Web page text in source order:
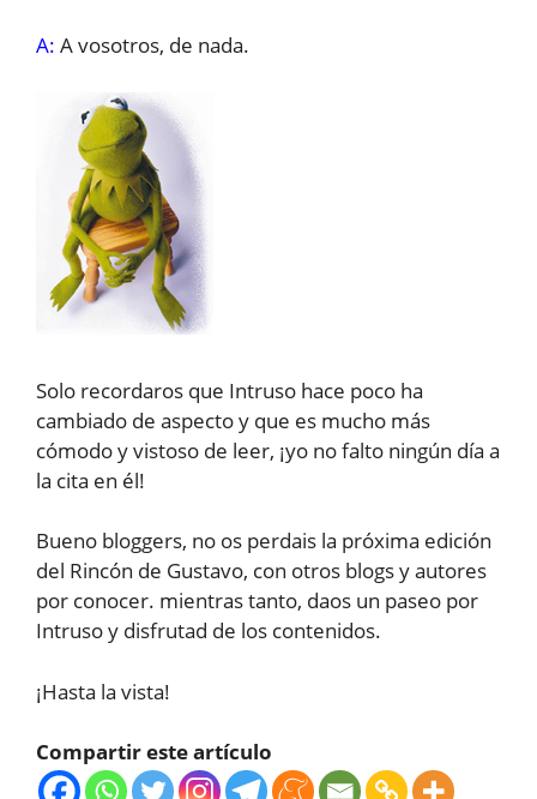
A: A vosotros, de nada.
Solo recordaros que Intruso hace poco ha
cambiado de aspecto y que es mucho más
cómodo y vistoso de leer, ¡yo no falto ningún día a
la cita en él!
Bueno bloggers, no os perdais la próxima edición
del Rincón de Gustavo, con otros blogs y autores
por conocer. mientras tanto, daos un paseo por
Intruso y disfrutad de los contenidos.
¡Hasta la vista!
Compartir este artículo